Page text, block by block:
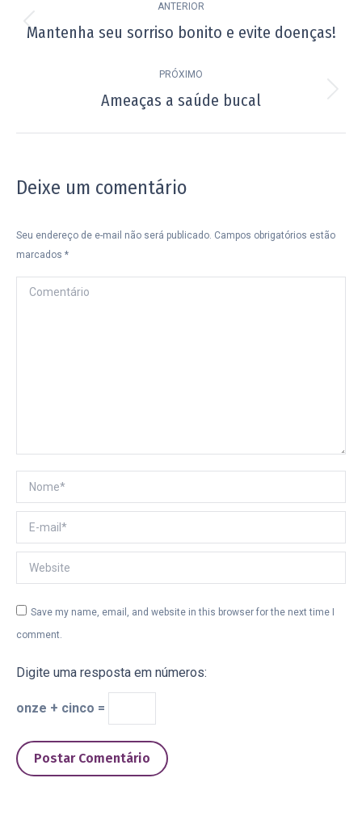
de
ANTERIOR
Post
Mantenha seu sorriso bonito e evite doenças!
PRÓXIMO
Próximo
Ameaças a saúde bucal
Deixe um comentário
Seu endereço de e-mail não será publicado. Campos obrigatórios estão
marcados *
Comentário
Nome *
E-mail *
Website
Save my name, email, and website in this browser for the next time I
comment.
Digite uma resposta em números:
onze + cinco =
Postar Comentário